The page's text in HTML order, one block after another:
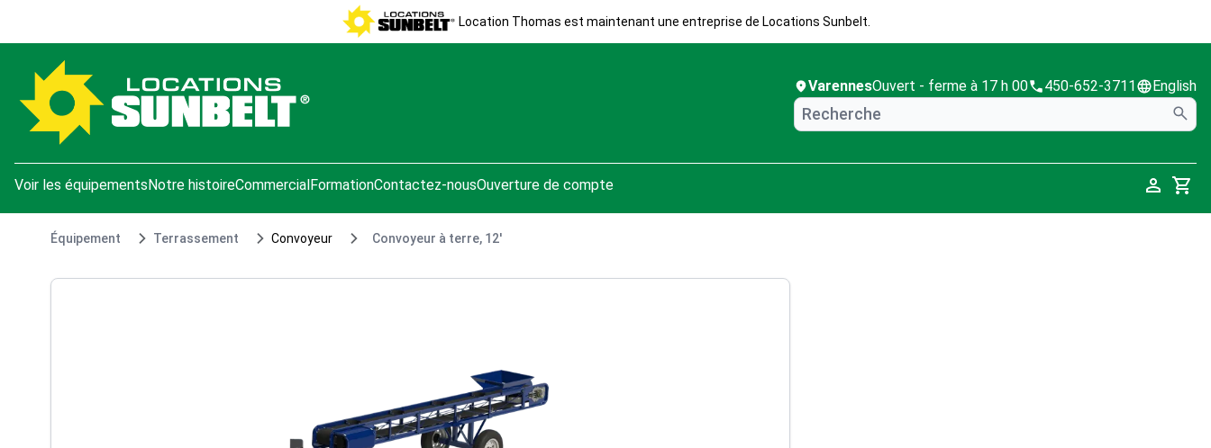
Location Thomas est maintenant une entreprise de Locations Sunbelt.
VarennesOuvert - ferme à 17 h 00 450-652-3711 English
Voir les équipements Notre histoireCommercial FormationContactez-nousOuverture de compte
Cart
Équipement Terrassement Convoyeur Convoyeur à terre, 12'